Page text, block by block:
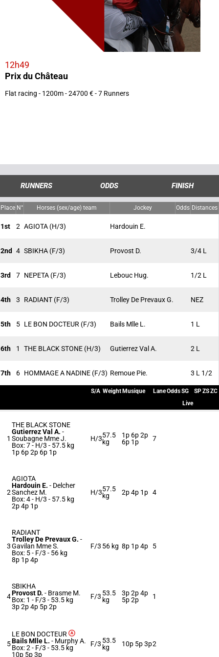
12h49
Prix du Château
Flat racing - 1200m - 24700 € - 7 Runners
RUNNERS ODDS FINISH
Place N° Horses (sex/age) team Jockey Odds Distances
1st 2 AGIOTA (H/3) Hardouin E.
2nd 4 SBIKHA (F/3) Provost D. 3/4 L
3rd 7 NEPETA (F/3) Lebouc Hug. 1/2 L
4th 3 RADIANT (F/3) Trolley De Prevaux G. NEZ
5th 5 LE BON DOCTEUR (F/3) Bails Mlle L. 1 L
6th 1 THE BLACK STONE (H/3) Gutierrez Val A. 2 L
7th 6 HOMMAGE A NADINE (F/3) Remoue Pie. 3 L 1/2
S/A Weight Musique LaneOddsSG SPZSZC
Live
1
THE BLACK STONE
Gutierrez Val A. -
Soubagne Mme J.
Box: 7 - H/3 - 57.5 kg
1p 6p 2p 6p 1p
H/357.5
kg
1p 6p 2p
6p 1p
7
2
AGIOTA
Hardouin E. - Delcher
Sanchez M.
Box: 4 - H/3 - 57.5 kg
2p 4p 1p
H/357.5
kg
2p 4p 1p 4
3
RADIANT
Trolley De Prevaux G. -
Gavilan Mme S.
Box: 5 - F/3 - 56 kg
8p 1p 4p
F/3 56 kg 8p 1p 4p 5
4
SBIKHA
Provost D. - Brasme M.
Box: 1 - F/3 - 53.5 kg
3p 2p 4p 5p 2p
F/3 53.5
kg
3p 2p 4p
5p 2p
1
5
LE BON DOCTEUR
Bails Mlle L. - Murphy A.
Box: 2 - F/3 - 53.5 kg
10p 5p 3p
F/3 53.5
kg
10p 5p 3p2